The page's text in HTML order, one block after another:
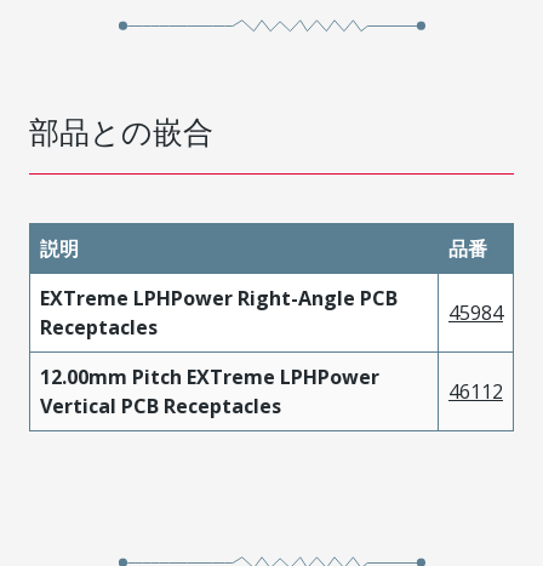
部品との嵌合
説明
品番
EXTreme LPHPower Right-Angle PCB
Receptacles
45984
12.00mm Pitch EXTreme LPHPower
Vertical PCB Receptacles
46112